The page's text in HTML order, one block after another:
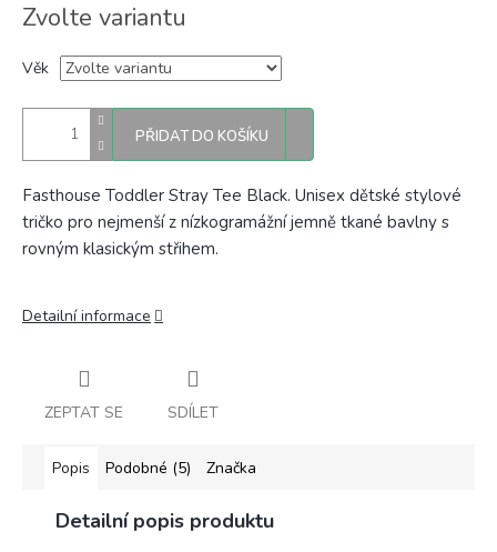
cena:
Zvolte variantu
Věk
PŘIDAT DO KOŠÍKU
Fasthouse Toddler Stray Tee Black. Unisex dětské stylové
tričko pro nejmenšíz nízkogramážní jemně tkané bavlny s
rovným klasickým střihem.
Detailní informace
ZEPTAT SE SDÍLET
Popis Podobné (5) Značka
Detailní popis produktu